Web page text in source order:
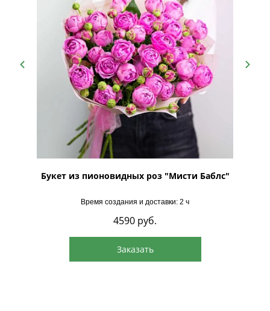
Букет из пионовидных роз "Мисти Баблс"
Время создания и доставки: 2 ч
4590 руб.
Заказать